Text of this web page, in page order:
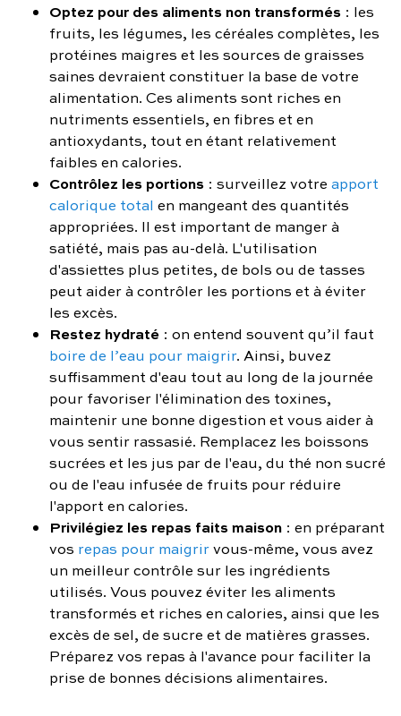
Optez pour des aliments non transformés : les
fruits, les légumes, les céréales complètes, les
protéines maigres et les sources de graisses
saines devraient constituer la base de votre
alimentation. Ces aliments sont riches en
nutriments essentiels, en fibres et en
antioxydants, tout en étant relativement
faibles en calories.
Contrôlez les portions : surveillez votre apport
calorique total en mangeant des quantités
appropriées. Il est important de manger à
satiété, mais pas au-delà. L'utilisation
d'assiettes plus petites, de bols ou de tasses
peut aider à contrôler les portions et à éviter
les excès.
Restez hydraté : on entend souvent qu’il faut
boire de l’eau pour maigrir. Ainsi, buvez
suffisamment d'eau tout au long de la journée
pour favoriser l'élimination des toxines,
maintenir une bonne digestion et vous aider à
vous sentir rassasié. Remplacez les boissons
sucrées et les jus par de l'eau, du thé non sucré
ou de l'eau infusée de fruits pour réduire
l'apport en calories.
Privilégiez les repas faits maison : en préparant
vos repas pour maigrirvous-même, vous avez
un meilleur contrôle sur les ingrédients
utilisés. Vous pouvez éviter les aliments
transformés et riches en calories, ainsi que les
excès de sel, de sucre et de matières grasses.
Préparez vos repas à l'avance pour faciliter la
prise de bonnes décisions alimentaires.